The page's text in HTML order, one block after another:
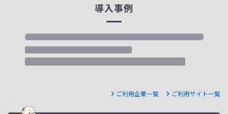
導入事例
ご利用企業一覧 ご利用サイト一覧